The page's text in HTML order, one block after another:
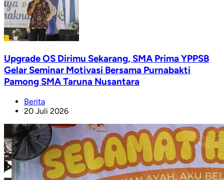
Upgrade OS Dirimu Sekarang, SMA Prima YPPSB
Gelar Seminar Motivasi Bersama Purnabakti
Pamong SMA Taruna Nusantara
Berita
20 Juli 2026